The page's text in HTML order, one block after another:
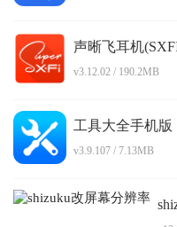
声晰飞耳机
v3.12.02 / 190.2MB
工具大全手机版
v3.9.107 / 7.13MB